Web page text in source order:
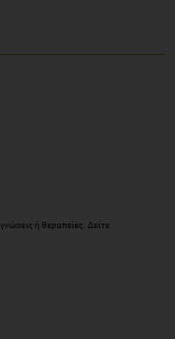
ή θεραπείες. Δείτε